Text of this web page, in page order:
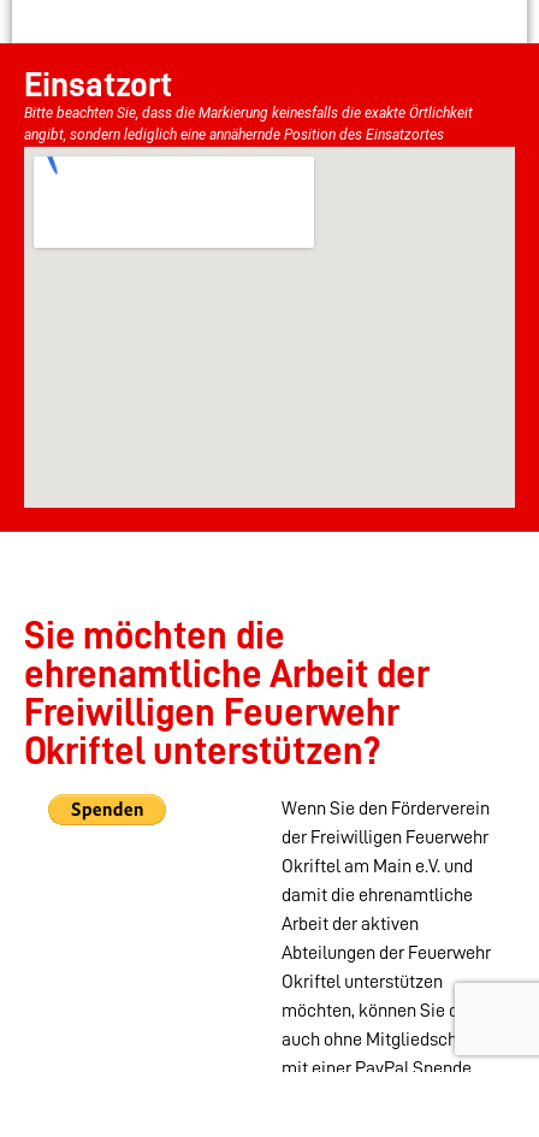
Einsatzort
Bitte beachten Sie, dass die Markierung keinesfalls die exakte Örtlichkeit
angibt, sondern lediglich eine annähernde Position des Einsatzortes
Sie möchten die
ehrenamtliche Arbeit der
Freiwilligen Feuerwehr
Okriftel unterstützen?
Wenn Sie den Förderverein
der Freiwilligen Feuerwehr
Okriftel am Main e.V. und
damit die ehrenamtliche
Arbeit der aktiven
Abteilungen der Feuerwehr
Okriftel unterstützen
möchten, können Sie das
auch ohne Mitgliedschaft
mit einer PayPal Spende